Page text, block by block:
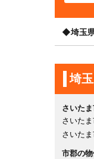
◆埼玉
埼
さいた
さいた
さいた
市郡の